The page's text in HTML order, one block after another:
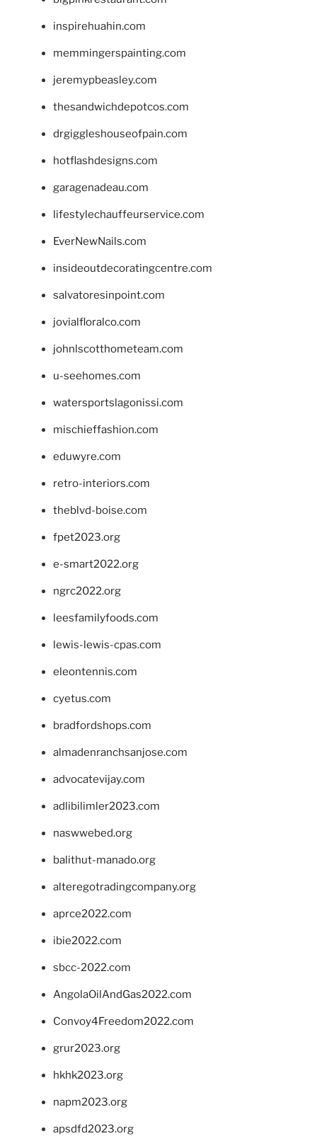
inspirehuahin.com
memmingerspainting.com
jeremypbeasley.com
thesandwichdepotcos.com
drgiggleshouseofpain.com
hotflashdesigns.com
garagenadeau.com
lifestylechauffeurservice.com
EverNewNails.com
insideoutdecoratingcentre.com
salvatoresinpoint.com
jovialfloralco.com
johnlscotthometeam.com
u-seehomes.com
watersportslagonissi.com
mischieffashion.com
eduwyre.com
retro-interiors.com
theblvd-boise.com
fpet2023.org
e-smart2022.org
ngrc2022.org
leesfamilyfoods.com
lewis-lewis-cpas.com
eleontennis.com
cyetus.com
bradfordshops.com
almadenranchsanjose.com
advocatevijay.com
adlibilimler2023.com
naswwebed.org
balithut-manado.org
alteregotradingcompany.org
aprce2022.com
ibie2022.com
sbcc-2022.com
AngolaOilAndGas2022.com
Convoy4Freedom2022.com
grur2023.org
hkhk2023.org
napm2023.org
apsdfd2023.org